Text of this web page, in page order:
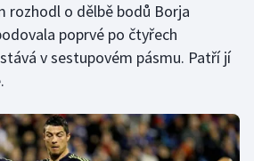
rozhodl o dělbě bodů Borja
poprvé po čtyřech
v sestupovém pásmu. Patří jí